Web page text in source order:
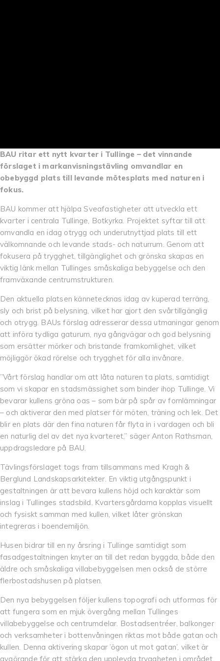
BAU ritar ett nytt kvarter i Tullinge – det vinnande
förslaget i markanvisningstävling omvandlar en
obebyggd plats till levande mötesplats med naturen i
fokus.
BAU kommer att hjälpa Sveafastigheter att utveckla ett
kvarter i centrala Tullinge, Botkyrka. Projektet syftar till att
omvandla en idag otrygg och underutnyttjad plats till ett
välkomnande och levande stads- och naturrum. Genom att
fokusera på trygghet, tillgänglighet och grönska skapas en
viktig länk mellan Tullinges småskaliga bebyggelse och den
framväxande centrumstrukturen.
Den aktuella platsen kännetecknas idag av kuperad terräng,
sly och brist på belysning, vilket har gjort den svårtillgänglig
och otrygg. BAUs förslag adresserar dessa utmaningar genom
att införa tydliga gaturum, nya gångvägar och god belysning
som ersätter mörker och bristande framkomlighet, vilket
möjliggör ökad rörelse och trygghet för alla invånare.
”Vårt förslag handlar om att låta naturen ta plats, samtidigt
som vi skapar en stadsmässighet som binder ihop Tullinge. Vi
bevarar kullens gröna oas – som bär på spår av fornlämningar
– och aktiverar den med platser för möten, träning och lek. Det
blir en plats där den fina naturen får flyta in i vardagen och bli
en naturlig del av det nya kvarteret,” säger Anton Rathsman,
uppdragsledare på BAU.
Tävlingsförslaget togs fram tillsammans med Kragh &
Berglund Landskapsarkitekter. En viktig utgångspunkt i
gestaltningen är att bevara kullens höjd och karaktär som
inslag i Tullinges stadsbild. Kvartersgårdarna kopplas visuellt
och fysiskt samman med kullen, vilket låter grönskan
integreras i boendemiljön.
Husen bidrar till en ny årsring i Tullinge samtidigt som
fasadgestaltningen knyter an till det redan byggda, både den
äldre och småskaliga villabebyggelsen men också de större
flerbostadshusen på platsen.
Den nya bebyggelsen följer kullens topografi och utformas för
att fungera som en mjuk övergång mellan Tullinges
villabebyggelse och centrumdelar. Bostadsentréer, balkonger
och verksamheter i bottenvåningen riktas mot både gatan och
kullen. Denna aktivering skapar ’ögon ut mot gatan’, vilket är
avgörande för att stärka den upplevda tryggheten i området,